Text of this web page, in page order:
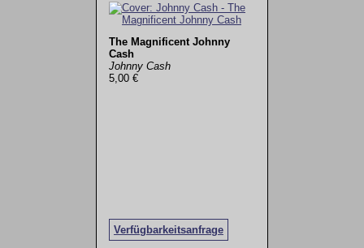
The Magnificent Johnny
Cash
Johnny Cash
5,00 €
Verfügbarkeitsanfrage